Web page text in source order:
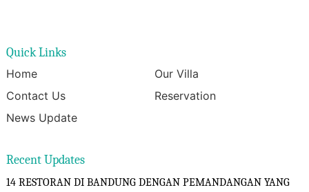
Quick Links
Home
Our Villa
Contact Us
Reservation
News Update
Recent Updates
14 RESTORAN DI BANDUNG DENGAN PEMANDANGAN YANG